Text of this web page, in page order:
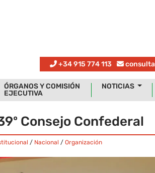
+34 915 774 113
ÓRGANOS Y COMISIÓN
EJECUTIVA
NOTICIAS
Consejo Confederal
/ Nacional / Organización